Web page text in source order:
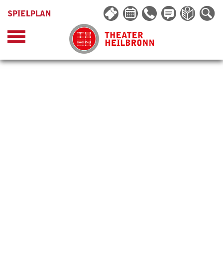
SPIELPLAN